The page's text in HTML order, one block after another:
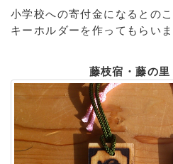
小学校への寄付金になるとの
キーホルダーを作ってもらいま
藤枝宿・藤の